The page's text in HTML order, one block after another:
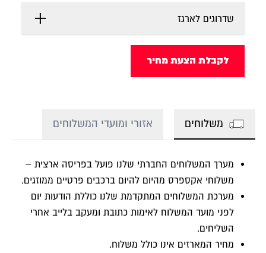
שדרוגים לארגז
לקבלת הצעת מחיר
משלוחים אזורי ומועדי המשלוחים
מערך המשלוחים החברתי שלנו פועל בפריסה ארצית –
משלוחי אקספרס מהיום להיום ברכבים פרטיים ממוזגים.
מערכת המשלוחים המתקדמת שלנו כוללת הודעות יום
לפני מועד המשלוח לאימות כתובת ומעקב בלייב אחרי
השליחים.
מחיר המארזים אינו כולל משלוח.